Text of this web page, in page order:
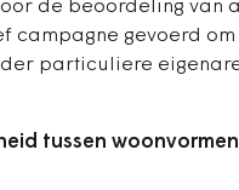
de beoordeling van
campagne gevoerd om
particuliere
tussen